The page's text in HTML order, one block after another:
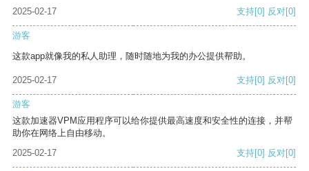
2025-02-17 支持[0] 反对[0]
游客
这款app就像我的私人助理，随时随地为我的办公提供帮助。
2025-02-17 支持[0] 反对[0]
游客
这款加速器VPM应用程序可以给你提供最高速度和安全性的连接，并帮
助你在网络上自由移动。
2025-02-17
支持[0] 反对[0]